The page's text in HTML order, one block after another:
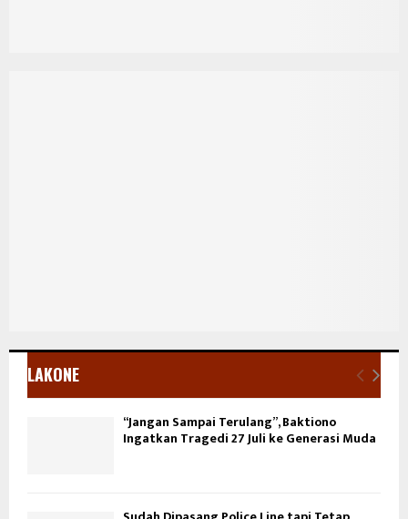
LAKONE
“Jangan Sampai Terulang”, Baktiono
Ingatkan Tragedi 27 Juli ke Generasi Muda